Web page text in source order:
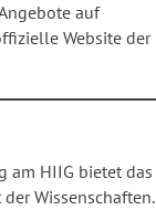
auf
Website der
am HIIG bietet das
Wissenschaften.